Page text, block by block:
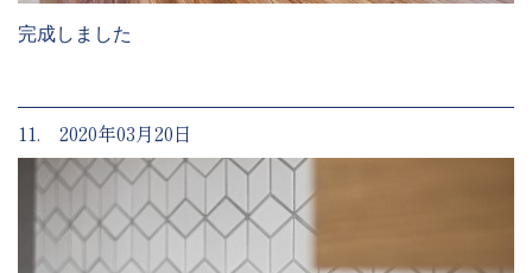
完成しました
11. 2020年03月20日